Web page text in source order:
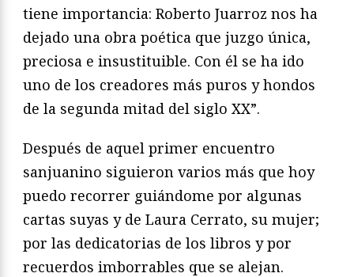
tiene importancia: Roberto Juarroz nos ha
dejado una obra poética que juzgo única,
preciosa e insustituible. Con él se ha ido
uno de los creadores más puros y hondos
de la segunda mitad del siglo XX”.
Después de aquel primer encuentro
sanjuanino siguieron varios más que hoy
puedo recorrer guiándome por algunas
cartas suyas y de Laura Cerrato, su mujer;
por las dedicatorias de los libros y por
recuerdos imborrables que se alejan.